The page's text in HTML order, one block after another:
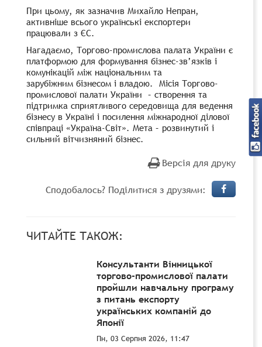
При цьому, як зазначив Михайло Непран,
активніше всього українські експортери
працювали з ЄС.
Нагадаємо, Торгово-промислова палата України є
платформою для формування бізнес-зв’язків і
комунікацій між національним та
зарубіжним бізнесом і владою. Місія Торгово-
промислової палати України – створення та
підтримка сприятливого середовища для ведення
бізнесу в Україні і посилення міжнародної ділової
співпраці «Україна-Світ». Мета – розвинутий і
сильний вітчизняний бізнес.
Версія для друку
Сподобалось? Поділитися з друзями:
ЧИТАЙТЕ ТАКОЖ:
Консультанти Вінницької
торгово-промислової палати
пройшли навчальну програму
з питань експорту
українських компаній до
Японії
Пн, 03 Серпня 2026, 11:47